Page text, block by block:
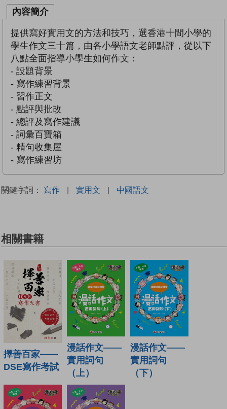
內容簡介
提供寫好實用文的方法和技巧，選香港十間小學的
學生作文三十篇，由各小學語文老師點評，從以下
八點全面指導小學生如何作文：
- 設題背景
- 寫作練習背景
- 習作正文
- 點評與批改
- 總評及寫作建議
- 詞彙百寶箱
- 精句收集屋
- 寫作練習坊
關鍵字詞： 寫作 | 實用文 | 中國語文
相關書籍
擇善百家——
DSE寫作考試
漫話作文——
實用詞句
（上）
漫話作文——
實用詞句
（下）